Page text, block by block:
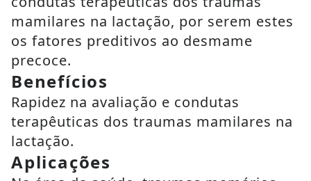
mamilares na lactação, por serem estes
os fatores preditivos ao desmame
precoce.
Benefícios
Rapidez na avaliação e condutas
terapêuticas dos traumas mamilares na
lactação.
Aplicações